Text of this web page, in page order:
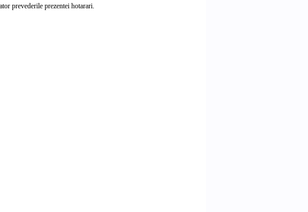
prevederile prezentei hotarari.